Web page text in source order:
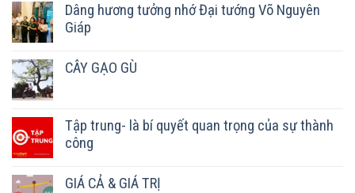
Dâng hương tưởng nhớ Đại tướng Võ Nguyên
Giáp
CÂY GẠO GÙ
Tập trung- là bí quyết quan trọng của sự thành
công
GIÁ CẢ & GIÁ TRỊ